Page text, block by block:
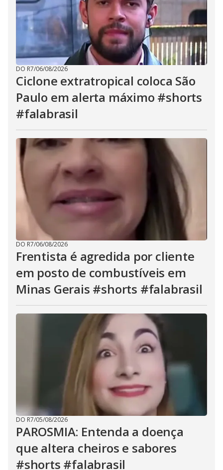
DO R7/06/08/2026
Ciclone extratropical coloca São
Paulo em alerta máximo #shorts
#falabrasil
DO R7/06/08/2026
Frentista é agredida por cliente
em posto de combustíveis em
Minas Gerais #shorts #falabrasil
DO R7/05/08/2026
PAROSMIA: Entenda a doença
que altera cheiros e sabores
#shorts #falabrasil